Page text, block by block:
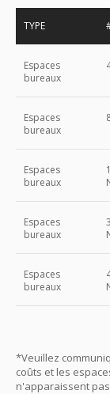
TYPE
Espaces
bureaux
Espaces
bureaux
Espaces
bureaux
Espaces
bureaux
Espaces
bureaux
*Veuillez
coûts et les
n'apparaissent